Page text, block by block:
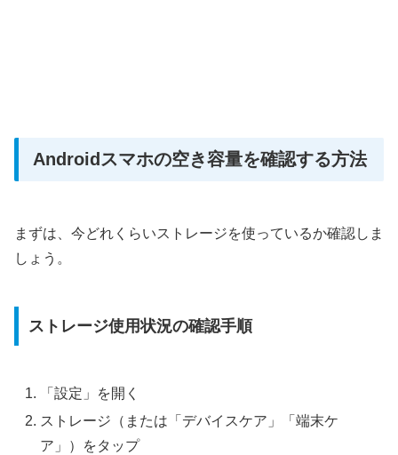
Androidスマホの空き容量を確認する方法
まずは、今どれくらいストレージを使っているか確認しま
しょう。
ストレージ使用状況の確認手順
「設定」を開く
ストレージ（または「デバイスケア」「端末ケ
ア」）をタップ